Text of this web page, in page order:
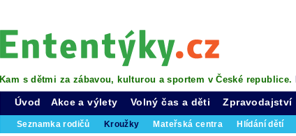
Kam s dětmi za zábavou, kulturou a sportem v České republice.
Úvod Akce a výlety Volný čas a děti
Seznamka rodičů Kroužky Mateřská centra Hlídání dětí
Zpravodajství